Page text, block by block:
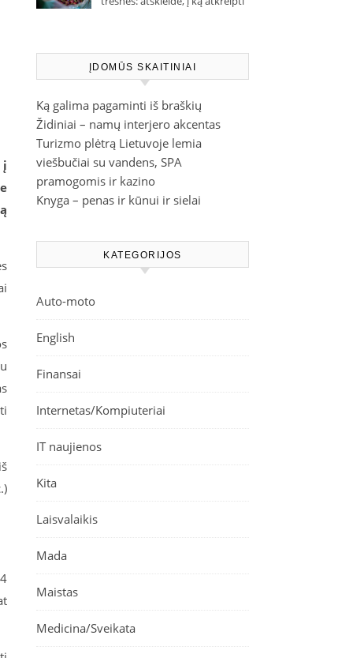
į
ĮDOMŪS SKAITINIAI
Ką galima pagaminti iš braškių
Židiniai – namų interjero akcentas
Turizmo plėtrą Lietuvoje lemia
viešbučiai su vandens, SPA
pramogomis ir kazino
Knyga – penas ir kūnui ir sielai
KATEGORIJOS
Auto-moto
English
Finansai
Internetas/Kompiuteriai
IT naujienos
Kita
Laisvalaikis
Mada
Maistas
Medicina/Sveikata